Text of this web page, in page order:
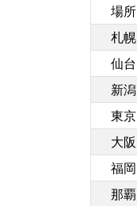
場所
札幌
仙台
新潟
東京
大阪
福岡
那覇